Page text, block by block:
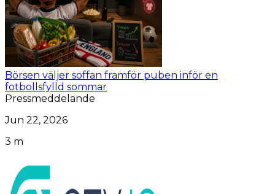
Börsen väljer soffan framför puben inför en
fotbollsfylld sommar
Pressmeddelande
Jun 22, 2026
3 m